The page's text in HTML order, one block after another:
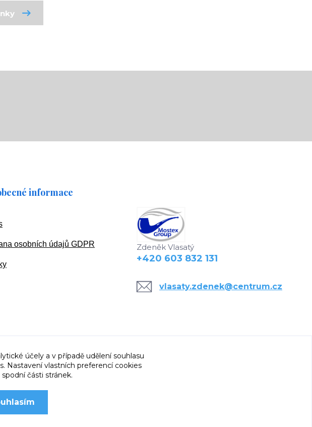
informace
a osobních údajů GDPR Zdeněk Vlasatý
+420 603 832 131
vlasaty.zdenek@centrum.cz
účely a v případě udělení souhlasu
Nastavení vlastních preferencí cookies
části stránek.